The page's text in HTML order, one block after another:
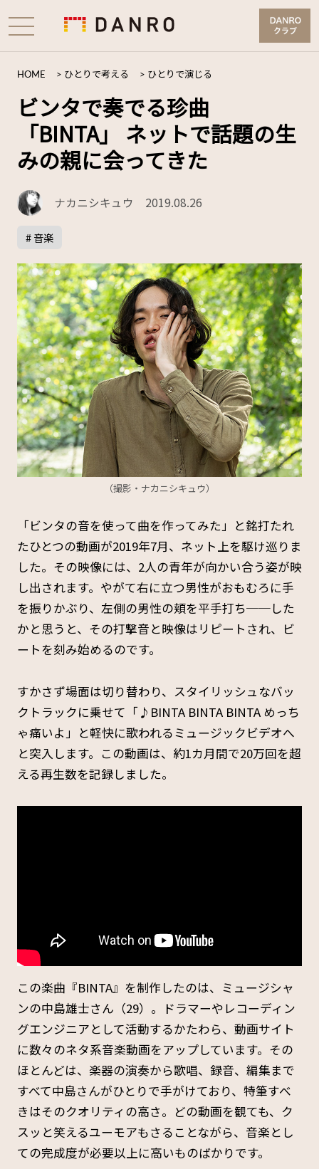
HOME > ひとりで考える > ひとりで演じる
ビンタで奏でる珍曲
「BINTA」 ネットで話題の生
みの親に会ってきた
ナカニシキュウ 2019.08.26
# 音楽
（撮影・ナカニシキュウ）
「ビンタの音を使って曲を作ってみた」と銘打たれ
たひとつの動画が2019年7月、ネット上を駆け巡りま
した。その映像には、2人の青年が向かい合う姿が映
し出されます。やがて右に立つ男性がおもむろに手
を振りかぶり、左側の男性の頬を平手打ち──した
かと思うと、その打撃音と映像はリピートされ、ビ
ートを刻み始めるのです。
すかさず場面は切り替わり、スタイリッシュなバッ
クトラックに乗せて「♪BINTA BINTA BINTA めっち
ゃ痛いよ」と軽快に歌われるミュージックビデオへ
と突入します。この動画は、約1カ月間で20万回を超
える再生数を記録しました。
この楽曲『BINTA』を制作したのは、ミュージシャ
ンの中島雄士さん（29）。ドラマーやレコーディン
グエンジニアとして活動するかたわら、動画サイト
に数々のネタ系音楽動画をアップしています。その
ほとんどは、楽器の演奏から歌唱、録音、編集まで
すべて中島さんがひとりで手がけており、特筆すべ
きはそのクオリティの高さ。どの動画を観ても、ク
スッと笑えるユーモアもさることながら、音楽とし
ての完成度が必要以上に高いものばかりです。